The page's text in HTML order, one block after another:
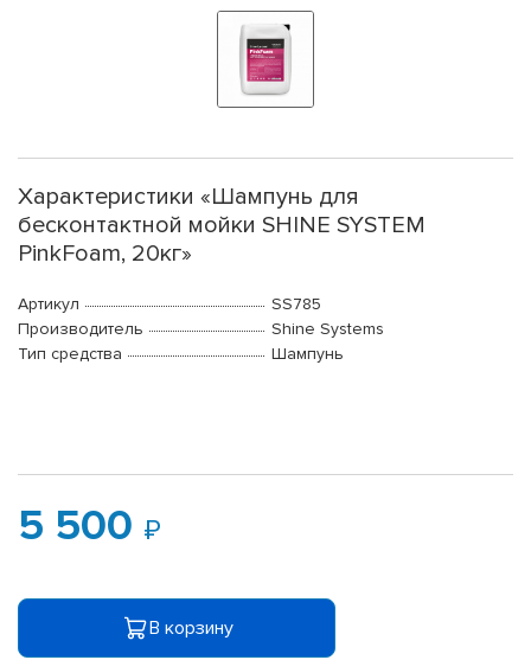
Характеристики «Шампунь для
бесконтактной мойки SHINE SYSTEM
PinkFoam, 20кг»
Артикул
SS785
Производитель
Shine Systems
Тип средства
Шампунь
5 500
В корзину